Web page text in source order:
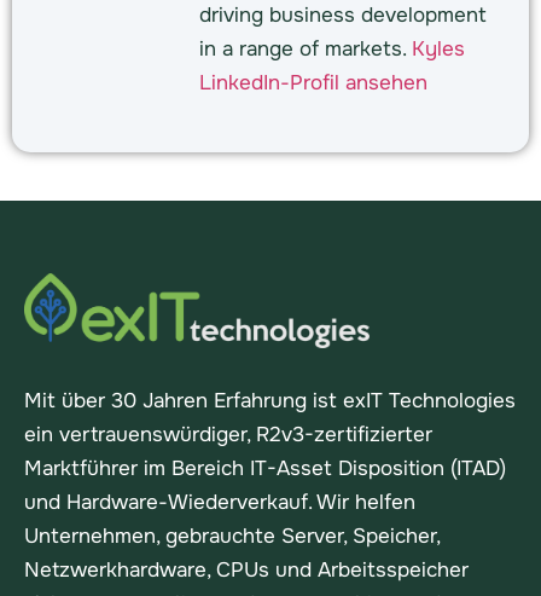
driving business development
in a range of markets. Kyles
LinkedIn-Profil ansehen
Mit über 30 Jahren Erfahrung ist exIT Technologies
ein vertrauenswürdiger, R2v3-zertifizierter
Marktführer im Bereich IT-Asset Disposition (ITAD)
und Hardware-Wiederverkauf. Wir helfen
Unternehmen, gebrauchte Server, Speicher,
Netzwerkhardware, CPUs und Arbeitsspeicher